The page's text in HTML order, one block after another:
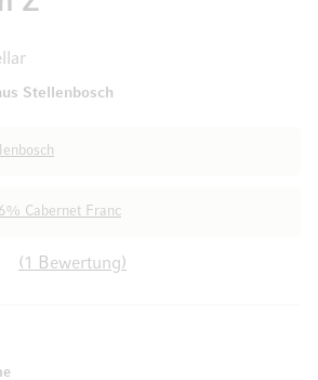
1 Bewertung
Stellenbosch
Cabernet Franc